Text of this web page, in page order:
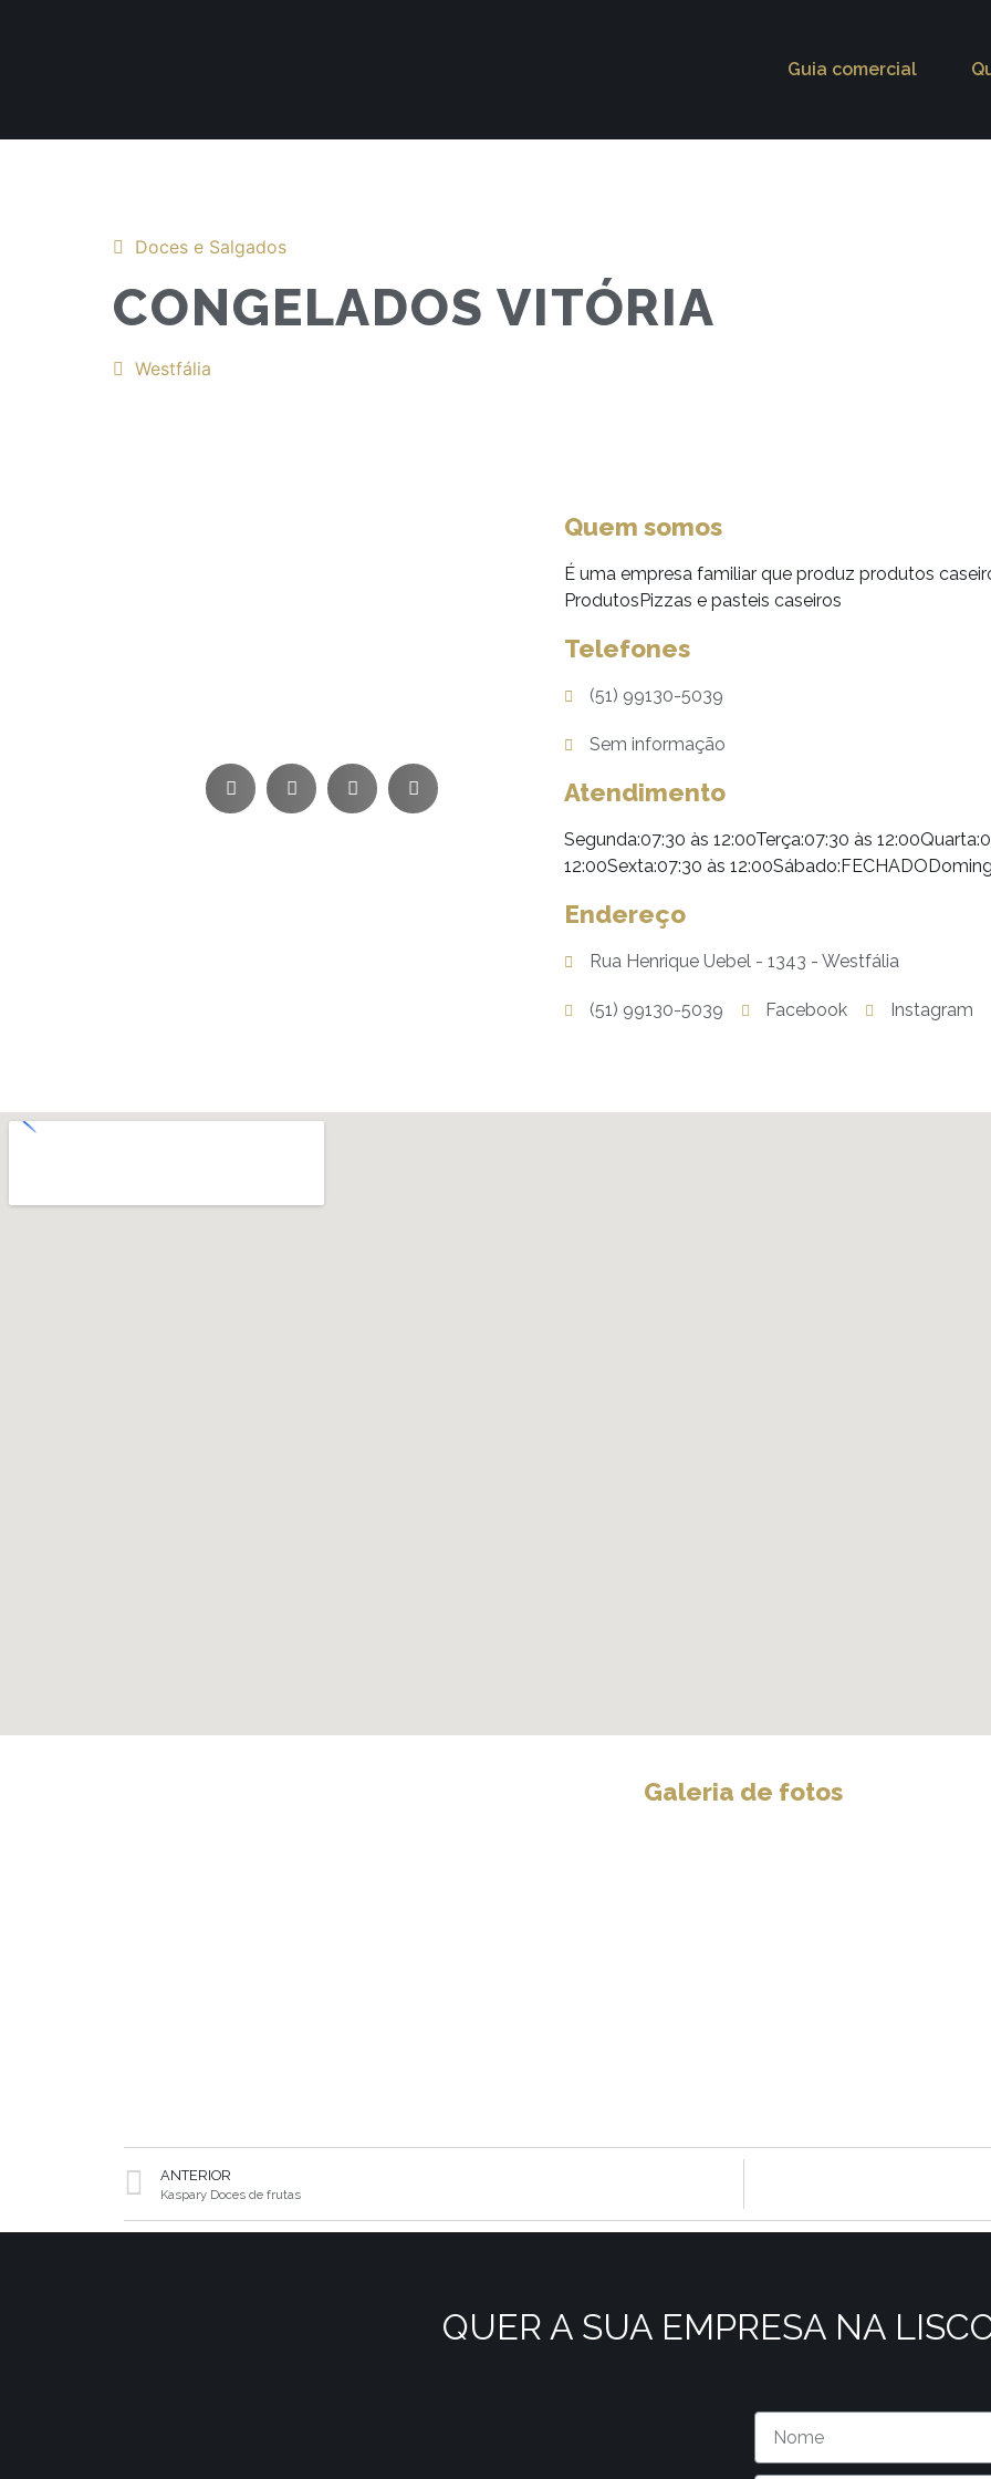
Guia comercial
Doces e Salgados
CONGELADOS VITÓRIA
Westfália
Quem somos
É uma empresa familiar que produz produtos
ProdutosPizzas e pasteis caseiros
Telefones
(51) 99130-5039
Sem informação
Atendimento
Segunda:07:30 às 12:00Terça:07:30 às
12:00Sexta:07:30 às
Endereço
Rua Henrique Uebel - 1343 - Westfália
(51) 99130-5039 Facebook Instagram
Galeria de fotos
ANTERIOR
Kaspary Doces de frutas
QUER A SUA EMPRESA NA